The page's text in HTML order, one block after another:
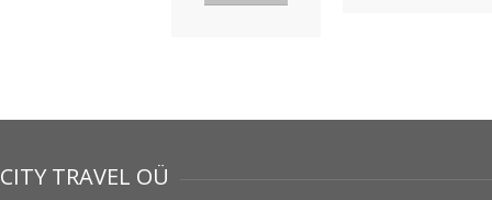
CITY TRAVEL OÜ